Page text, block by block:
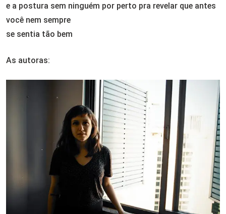
e a postura sem ninguém por perto pra revelar que antes
você nem sempre
se sentia tão bem
As autoras: